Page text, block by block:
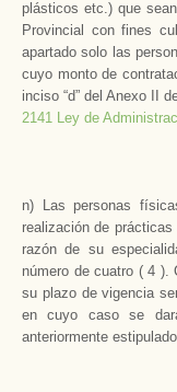
plásticos etc.) que
Provincial con fines
apartado solo las
cuyo monto de
inciso “d” del Anexo II
2141 Ley de
n) Las personas
realización de
razón de su
número de cuatro ( 4 ).
su plazo de vigencia
en cuyo caso se
anteriormente